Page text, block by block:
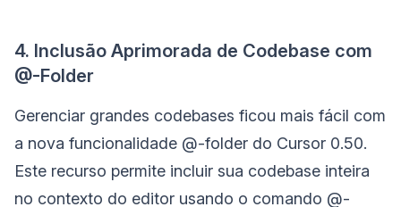
4. Inclusão Aprimorada de Codebase com
@-Folder
Gerenciar grandes codebases ficou mais fácil com
a nova funcionalidade @-folder do Cursor 0.50.
Este recurso permite incluir sua codebase inteira
no contexto do editor usando o comando @-